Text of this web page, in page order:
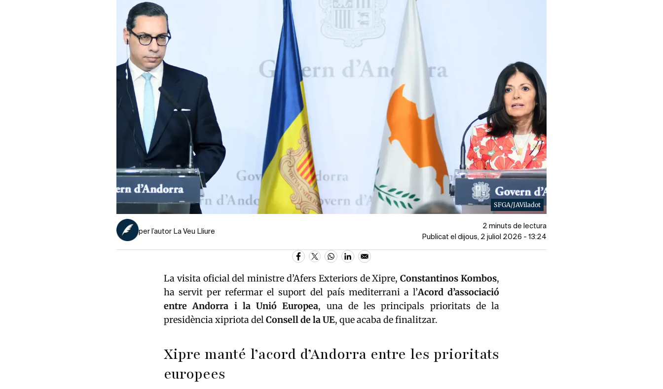
SFGA/JAViladot
per l’autor La Veu Lliure
2 minuts de lectura
Publicat el dijous, 2 juliol 2026 - 13:24
La visita oficial del ministre d’Afers Exteriors de Xipre,Constantinos Kombos,
ha servit per refermar el suport del país mediterrani a l’Acord d’associació
entre Andorra i la Unió Europea, una de les principals prioritats de la
presidència xipriota delConsell de la UE, que acaba de finalitzar.
Xipre manté l’acord d’Andorra entre les prioritats
europees